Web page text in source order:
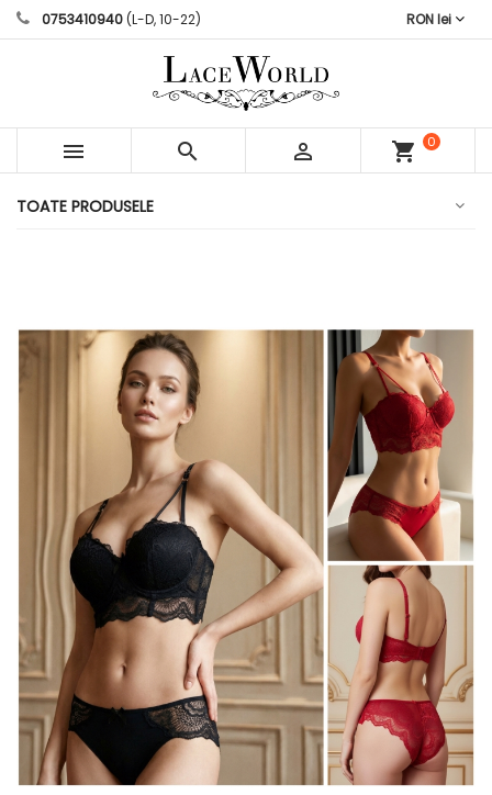
0753410940(L-D, 10-22) RON lei
   shopping_cart
0
TOATE PRODUSELE